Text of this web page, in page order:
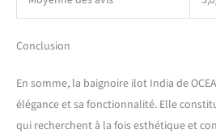
Conclusion
En somme, la baignoire ilot India de
élégance et sa fonctionnalité. Elle
qui recherchent à la fois esthétique et